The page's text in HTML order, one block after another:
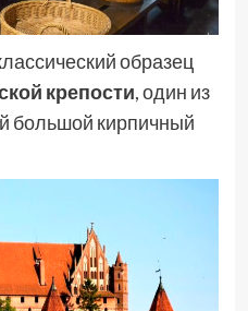
образец
крепости, один из
большой кирпичный